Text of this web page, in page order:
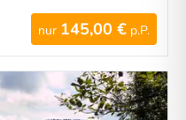
nur 145,00 € p.P.